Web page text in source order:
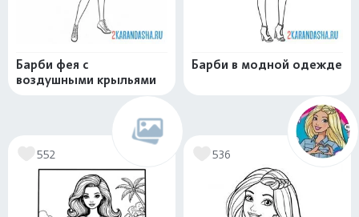
Барби фея с
воздушными крыльями
Барби в модной одежде
552 536